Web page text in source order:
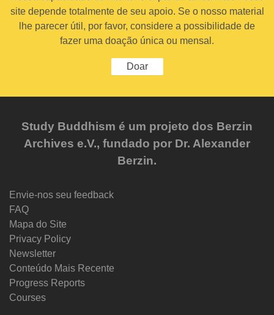
site depende totalmente de seu apoio. Se o nosso material
lhe parecer útil, por favor, considere a possibilidade de
fazer uma doação única ou mensal.
Doar
Study Buddhism é um projeto dos Berzin
Archives e.V., fundado por Dr. Alexander
Berzin.
Envie-nos seu feedback
FAQ
Mapa do Site
Privacy Policy
Newsletter
Conteúdo Mais Recente
Progress Reports
Courses